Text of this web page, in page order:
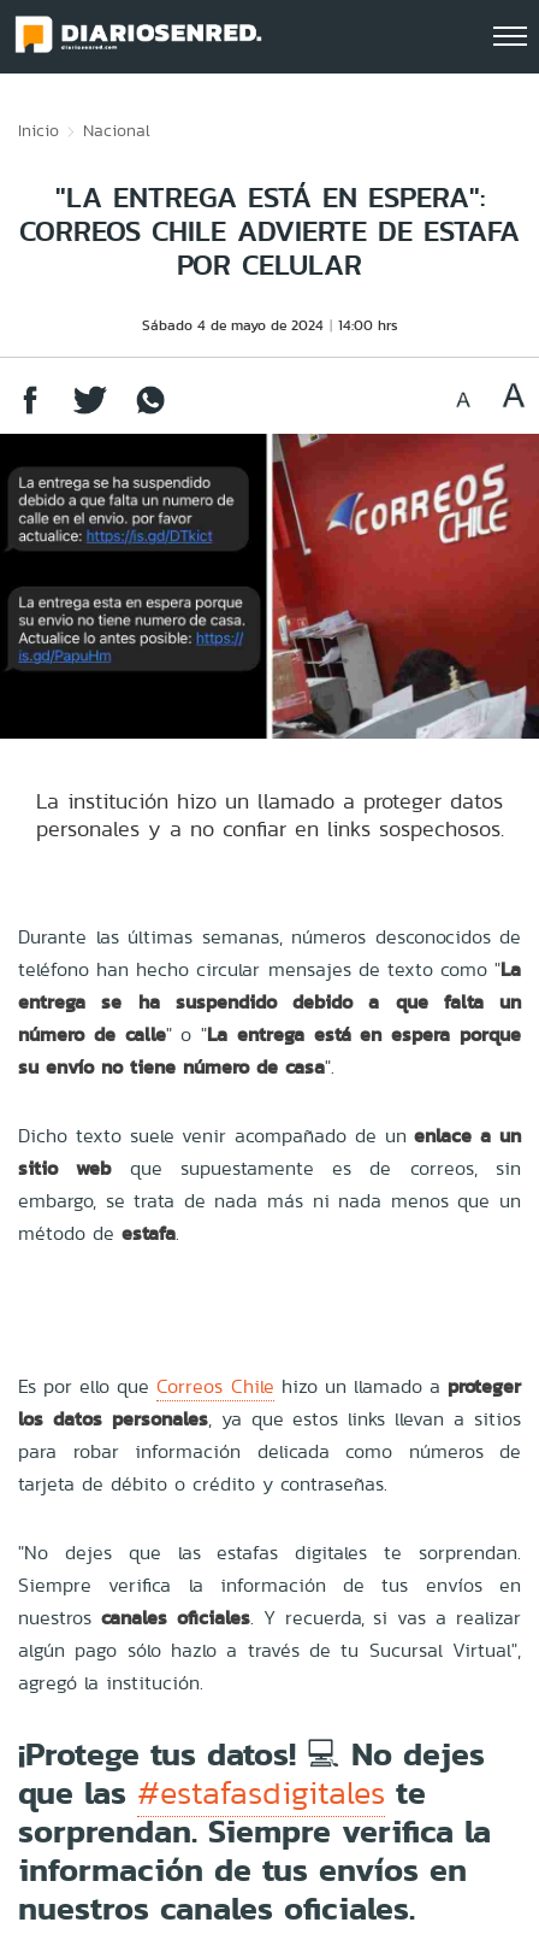
Inicio Nacional
"LA ENTREGA ESTÁ EN ESPERA":
CORREOS CHILE ADVIERTE DE ESTAFA
POR CELULAR
Sábado 4 de mayo de 2024 14:00 hrs
La institución hizo un llamado a proteger datos
personales y a no confiar en links sospechosos.
Durante las últimas semanas, números desconocidos de
teléfono han hecho circular mensajes de texto como "La
entrega se ha suspendido debido a que falta un
número de calle" o "La entrega está en espera porque
su envío no tiene número de casa".
Dicho texto suele venir acompañado de unenlace a un
sitio webque supuestamente es de correos, sin
embargo, se trata de nada más ni nada menos que un
método de estafa.
Es por ello queCorreos Chile hizo un llamado a proteger
los datos personales, ya que estos links llevan a sitios
para robar información delicada como números de
tarjeta de débito o crédito y contraseñas.
"No dejes que las estafas digitales te sorprendan.
Siempre verifica la información de tus envíos en
nuestros canales oficiales. Y recuerda, si vas a realizar
algún pago sólo hazlo a través de tu Sucursal Virtual",
agregó la institución.
¡Protege tus datos! 💻 No dejes
que las #estafasdigitales te
sorprendan. Siempre verifica la
información de tus envíos en
nuestros canales oficiales.